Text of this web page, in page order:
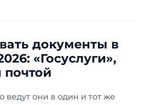
документы в
«Госуслуги»,
ведут они в один и тот же